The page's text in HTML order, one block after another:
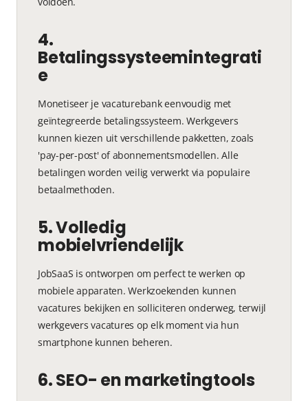
4.
Betalingssysteemintegrati
e
Monetiseer je vacaturebank eenvoudig met
geïntegreerde betalingssysteem. Werkgevers
kunnen kiezen uit verschillende pakketten, zoals
'pay-per-post' of abonnementsmodellen. Alle
betalingen worden veilig verwerkt via populaire
betaalmethoden.
5. Volledig
mobielvriendelijk
JobSaaS is ontworpen om perfect te werken op
mobiele apparaten. Werkzoekenden kunnen
vacatures bekijken en solliciteren onderweg, terwijl
werkgevers vacatures op elk moment via hun
smartphone kunnen beheren.
6. SEO- en marketingtools